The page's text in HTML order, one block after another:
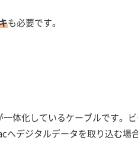
も必要です。
体化しているケーブルです。
へデジタルデータを取り込む場